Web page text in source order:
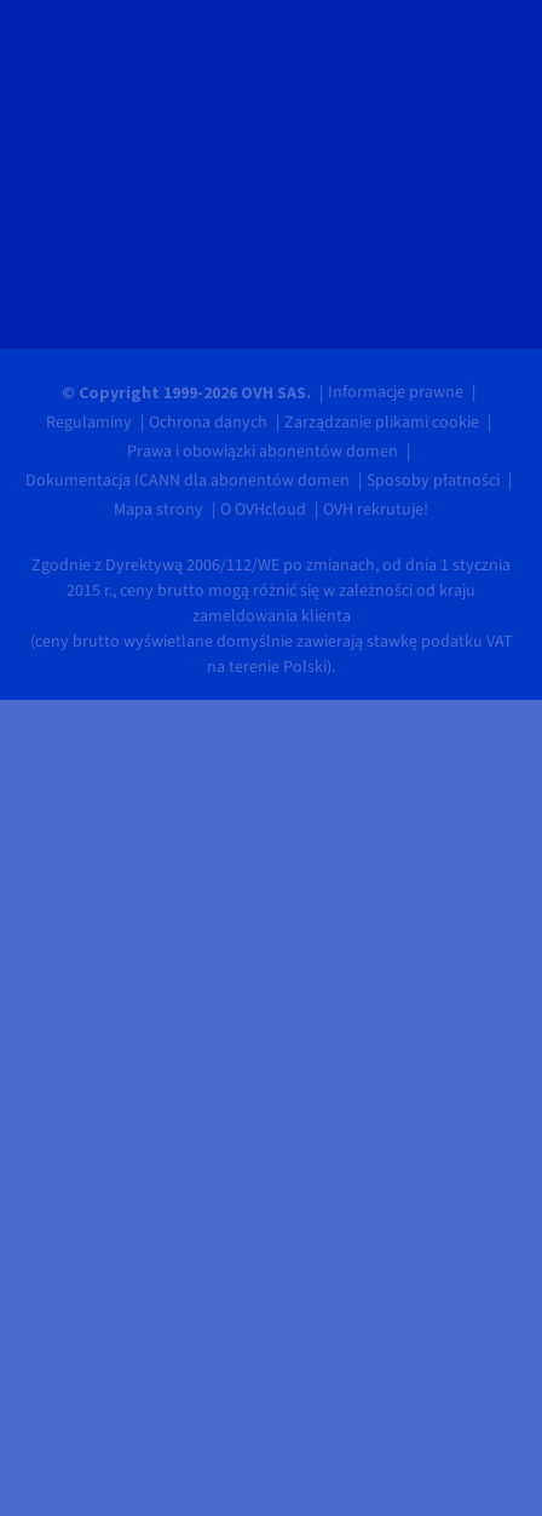
© Copyright 1999-2026 OVH SAS.
Informacje prawne
Regulaminy
Ochrona danych
Zarządzanie plikami cookie
Prawa i obowiązki abonentów domen
Dokumentacja ICANN dla abonentów domen
Sposoby płatności
Mapa strony
O OVHcloud OVH rekrutuje!
Zgodnie z Dyrektywą 2006/112/WE po zmianach, od dnia 1 stycznia
2015 r., ceny brutto mogą różnić się w zależności od kraju
zameldowania klienta
(ceny brutto wyświetlane domyślnie zawierają stawkę podatku VAT
na terenie Polski).